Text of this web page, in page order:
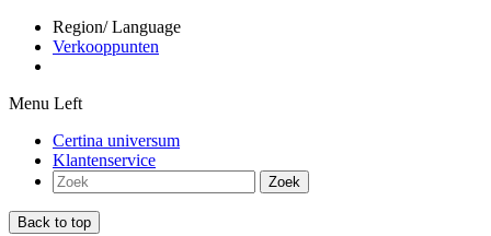
Region/ Language
Verkooppunten
Menu Left
Certina universum
Klantenservice
Zoek
Back to top